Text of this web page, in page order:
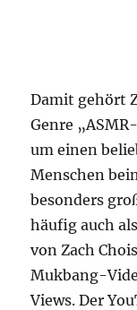
Damit gehört
Genre
um einen
Menschen
besonders
häufig auch
von Zach
Mukbang-
Views. Der